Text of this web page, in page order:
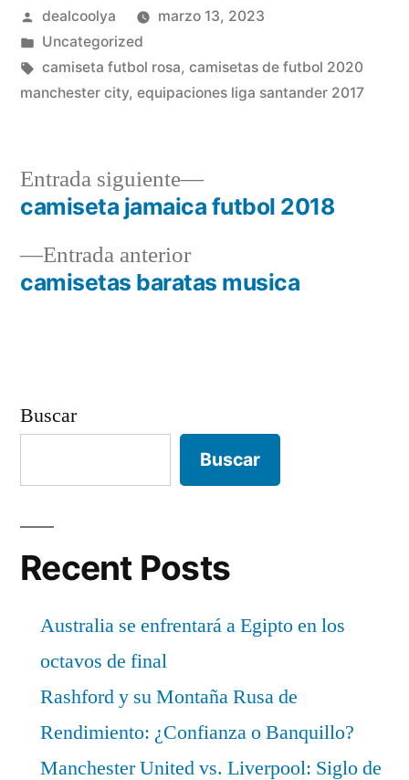
Publicado
por
dealcoolya
marzo 13, 2023
Publicado
en
Uncategorized
Etiquetas:
camiseta futbol rosa, camisetas de futbol 2020
manchester city, equipaciones liga santander 2017
Navegación
deEntrada anteriorEntrada
anterior:
camisetas baratas musica
Entrada siguiente
Entrada
siguiente:
camiseta jamaica futbol 2018
Buscar
Buscar
Recent Posts
Australia se enfrentará a Egipto en los
octavos de final
Rashford y su Montaña Rusa de
Rendimiento: ¿Confianza o Banquillo?
Manchester United vs. Liverpool: Siglo de